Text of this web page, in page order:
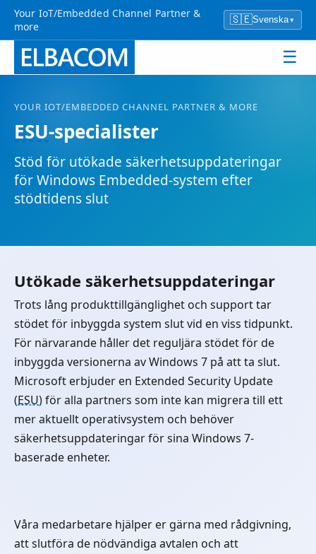
Your IoT/Embedded Channel Partner &
more
🇸🇪Svenska▾
☰
YOUR IOT/EMBEDDED CHANNEL PARTNER & MORE
ESU-specialister
Stöd för utökade säkerhetsuppdateringar
för Windows Embedded-system efter
stödtidens slut
Utökade säkerhetsuppdateringar
Trots lång produkttillgänglighet och support tar
stödet för inbyggda system slut vid en viss tidpunkt.
För närvarande håller det reguljära stödet för de
inbyggda versionerna av Windows 7 på att ta slut.
Microsoft erbjuder en Extended Security Update
(ESU) för alla partners som inte kan migrera till ett
mer aktuellt operativsystem och behöver
säkerhetsuppdateringar för sina Windows 7-
baserade enheter.
Våra medarbetare hjälper er gärna med rådgivning,
att slutföra de nödvändiga avtalen och att